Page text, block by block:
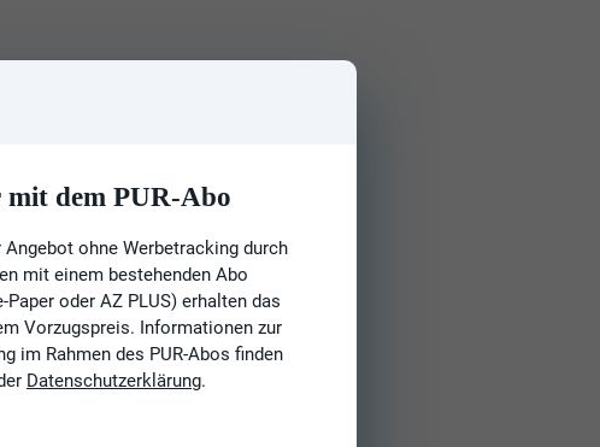
mit dem PUR-Abo
Angebot ohne Werbetracking durch
mit einem bestehenden Abo
Paper oder AZ PLUS) erhalten das
Vorzugspreis. Informationen zur
im Rahmen des PUR-Abos finden
Datenschutzerklärung.